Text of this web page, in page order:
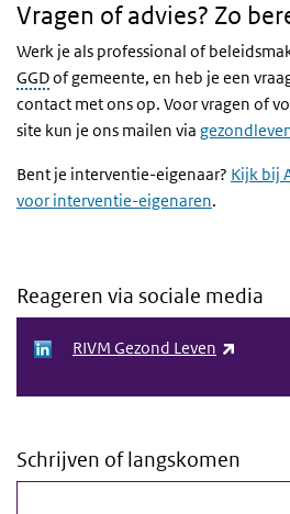
Vragen of advies? Zo
Werk je als professional of
GGDof gemeente, en heb je een
contact met ons op. Voor vragen of
site kun je ons mailen via
Bent je interventie-eigenaar? Kijk bij
voor interventie-eigenaren.
Reageren via sociale media
RIVM Gezond Leven
Schrijven of langskomen